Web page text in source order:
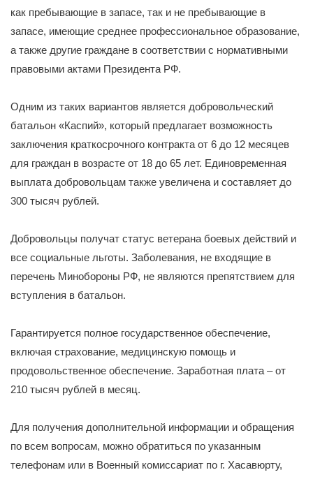
как пребывающие в запасе, так и не пребывающие в
запасе, имеющие среднее профессиональное образование,
а также другие граждане в соответствии с нормативными
правовыми актами Президента РФ.
Одним из таких вариантов является добровольческий
батальон «Каспий», который предлагает возможность
заключения краткосрочного контракта от 6 до 12 месяцев
для граждан в возрасте от 18 до 65 лет. Единовременная
выплата добровольцам также увеличена и составляет до
300 тысяч рублей.
Добровольцы получат статус ветерана боевых действий и
все социальные льготы. Заболевания, не входящие в
перечень Минобороны РФ, не являются препятствием для
вступления в батальон.
Гарантируется полное государственное обеспечение,
включая страхование, медицинскую помощь и
продовольственное обеспечение. Заработная плата – от
210 тысяч рублей в месяц.
Для получения дополнительной информации и обращения
по всем вопросам, можно обратиться по указанным
телефонам или в Военный комиссариат по г. Хасавюрту,